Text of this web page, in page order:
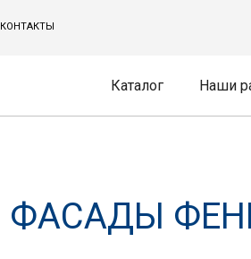
КОНТАКТЫ
Каталог Наши
ФАСАДЫ